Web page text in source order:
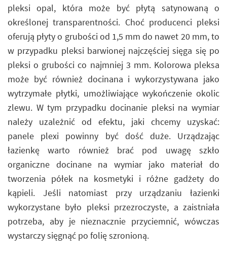
pleksi opal, która może być płytą satynowaną o
określonej transparentności. Choć producenci pleksi
oferują płyty o grubości od 1,5 mm do nawet 20 mm, to
w przypadku pleksi barwionej najczęściej sięga się po
pleksi o grubości co najmniej 3 mm. Kolorowa pleksa
może być również docinana i wykorzystywana jako
wytrzymałe płytki, umożliwiające wykończenie okolic
zlewu. W tym przypadku docinanie pleksi na wymiar
należy uzależnić od efektu, jaki chcemy uzyskać:
panele plexi powinny być dość duże. Urządzając
łazienkę warto również brać pod uwagę szkło
organiczne docinane na wymiar jako materiał do
tworzenia półek na kosmetyki i różne gadżety do
kąpieli. Jeśli natomiast przy urządzaniu łazienki
wykorzystane było pleksi przezroczyste, a zaistniała
potrzeba, aby je nieznacznie przyciemnić, wówczas
wystarczy sięgnąć po folię szronioną.